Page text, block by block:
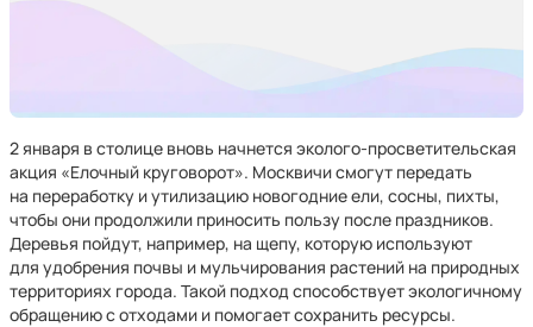
2 января в столице вновь начнется эколого-просветительская
акция «Елочный круговорот». Москвичи смогут передать
на переработку и утилизацию новогодние ели, сосны, пихты,
чтобы они продолжили приносить пользу после праздников.
Деревья пойдут, например, на щепу, которую используют
для удобрения почвы и мульчирования растений на природных
территориях города. Такой подход способствует экологичному
обращению с отходами и помогает сохранить ресурсы.